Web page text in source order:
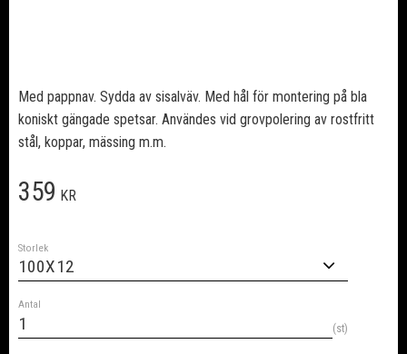
Med pappnav. Sydda av sisalväv. Med hål för montering på bla
koniskt gängade spetsar. Användes vid grovpolering av rostfritt
stål, koppar, mässing m.m.
359 KR
Storlek
Antal
st